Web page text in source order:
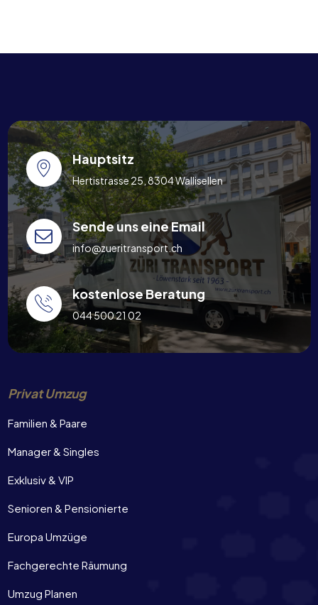
Hauptsitz
Hertistrasse 25, 8304 Wallisellen
Sende uns eine Email
info@zueritransport.ch
kostenlose Beratung
044 500 21 02
Privat Umzug
Familien & Paare
Manager & Singles
Exklusiv & VIP
Senioren & Pensionierte
Europa Umzüge
Fachgerechte Räumung
Umzug Planen